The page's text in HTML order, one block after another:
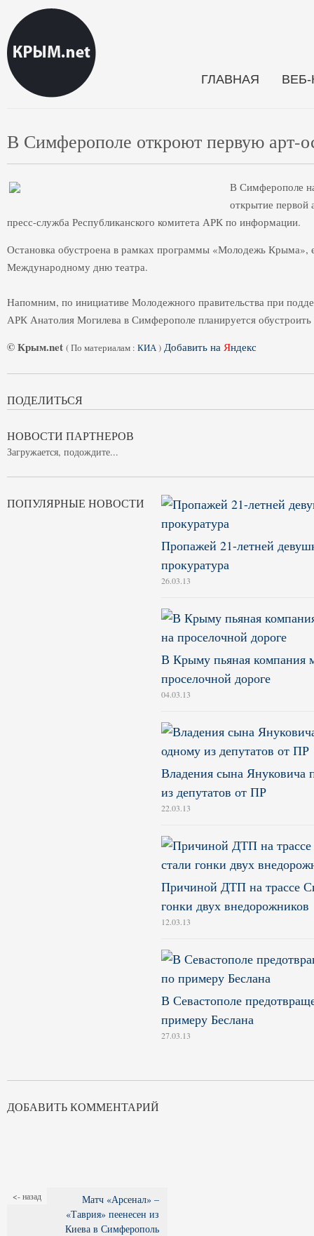
ГЛАВНАЯ
В Симферополе откроют первую арт-
В Симферополе
открытие первой
пресс-служба Республиканского комитета АРК по информации.
Остановка обустроена в рамках программы «Молодежь Крыма»,
Международному дню театра.
Напомним, по инициативе Молодежного правительства при
АРК Анатолия Могилева в Симферополе планируется обустроить
© Крым.net (По материалам : КИА) Добавить на Яндекс
ПОДЕЛИТЬСЯ
НОВОСТИ ПАРТНЕРОВ
Загружается, подождите...
ПОПУЛЯРНЫЕ НОВОСТИ
Пропажей 21-летней
прокуратура
26.03.13
В Крыму пьяная компания
проселочной дороге
04.03.13
Владения сына Януковича
из депутатов от ПР
22.03.13
Причиной ДТП на трассе
гонки двух внедорожников
12.03.13
В Севастополе
примеру Беслана
27.03.13
ДОБАВИТЬ КОММЕНТАРИЙ
<- назад
Матч «Арсенал» –
«Таврия» пеенесен из
Киева в Симферополь